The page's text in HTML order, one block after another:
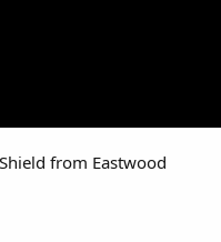
from Eastwood